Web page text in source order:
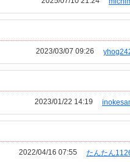
2023/03/07 09:26
2023/01/22 14:19
たんたん
2022/04/16 07:55